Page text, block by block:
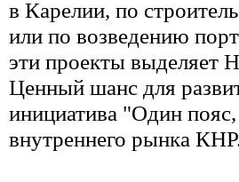
в Карелии, по
или по возведению
эти проекты выделяет
Ценный шанс для
инициатива "Один
внутреннего рынка